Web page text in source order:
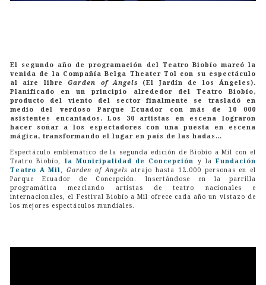
El segundo año de programación del Teatro Biobío marcó la
venida de la Compañía Belga Theater Tol con su espectáculo
al aire libreGarden of Angels (El Jardín de los Ángeles).
Planificado en un principio alrededor del Teatro Biobío,
producto del viento del sector finalmente se trasladó en
medio del verdoso Parque Ecuador con más de 10 000
asistentes encantados. Los 30 artistas en escena lograron
hacer soñar a los espectadores con una puesta en escena
mágica, transformando el lugar en país de las hadas…
Espectáculo emblemático de la segunda edición de Biobío a Mil con el
Teatro Biobío, la Municipalidad de Concepción y la Fundación
Teatro A Mil
,Garden of Angels atrajo hasta 12.000 personas en el
Parque Ecuador de Concepción. Insertándose en la parrilla
programática mezclando artistas de teatro nacionales e
internacionales, el Festival Biobío a Mil ofrece cada año un vistazo de
los mejores espectáculos mundiales.